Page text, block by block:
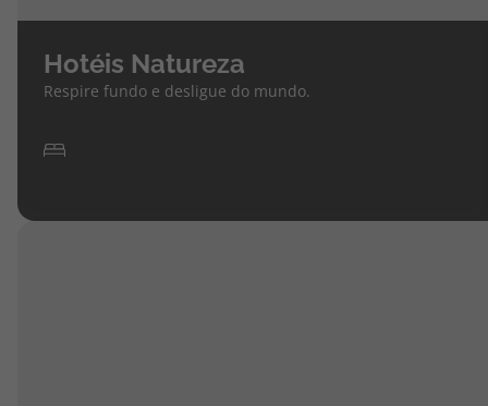
Hotéis Natureza
Respire fundo e desligue do mundo.